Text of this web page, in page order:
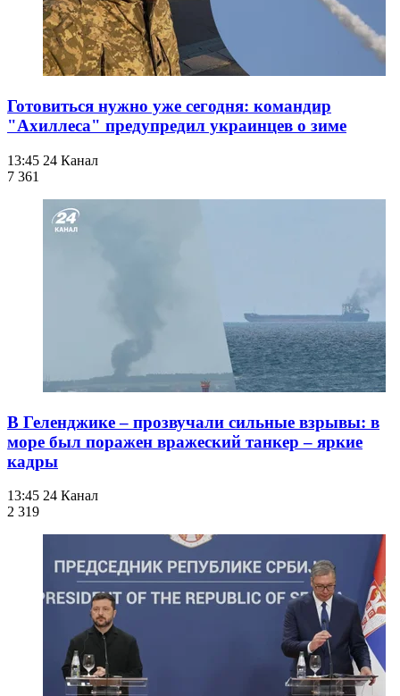
Готовиться нужно уже сегодня: командир
"Ахиллеса" предупредил украинцев о зиме
13:45 24 Канал
7 361
В Геленджике – прозвучали сильные взрывы: в
море был поражен вражеский танкер – яркие
кадры
13:45 24 Канал
2 319